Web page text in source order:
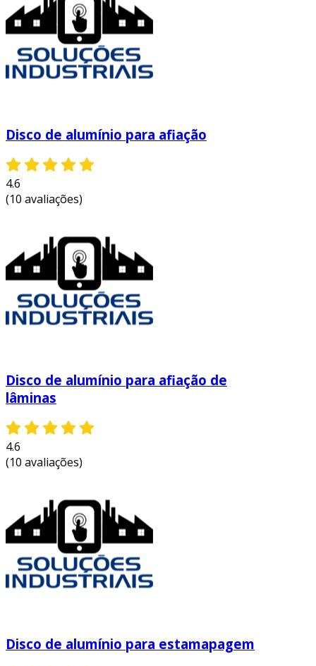
personalizado!
Disco de alumínio para afiação
4.6
(10 avaliações)
Disco de alumínio para afiação de
lâminas
4.6
(10 avaliações)
Disco de alumínio para estamapagem